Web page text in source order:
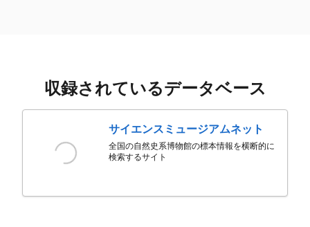
収録されているデータベース
サイエンスミュージアムネット
全国の自然史系博物館の標本情報を横断的に
検索するサイト